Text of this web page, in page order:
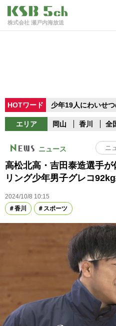
株式会社 瀬戸内海放送
HOTワード 少年19人にわいせ
エリア 岡山 香川 全
ニュース
高松北高・吉田泰造選手
リング少年男子グレコ
2024/10/8 10:15
香川
スポーツ